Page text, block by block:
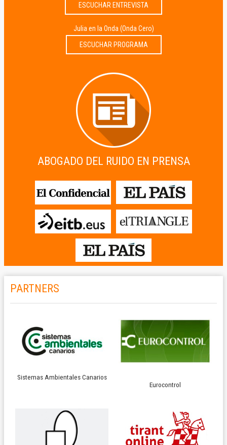
ESCUCHAR ENTREVISTA
Julia en la Onda (Onda Cero)
ESCUCHAR PROGRAMA
ABOGADO DEL RUIDO EN PRENSA
PARTNERS
Sistemas Ambientales Canarios
Eurocontrol